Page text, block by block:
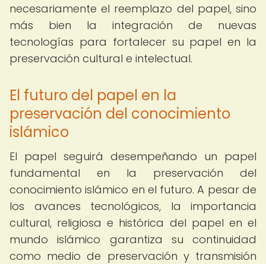
necesariamente el reemplazo del papel, sino
más bien la integración de nuevas
tecnologías para fortalecer su papel en la
preservación cultural e intelectual.
El futuro del papel en la
preservación del conocimiento
islámico
El papel seguirá desempeñando un papel
fundamental en la preservación del
conocimiento islámico en el futuro. A pesar de
los avances tecnológicos, la importancia
cultural, religiosa e histórica del papel en el
mundo islámico garantiza su continuidad
como medio de preservación y transmisión